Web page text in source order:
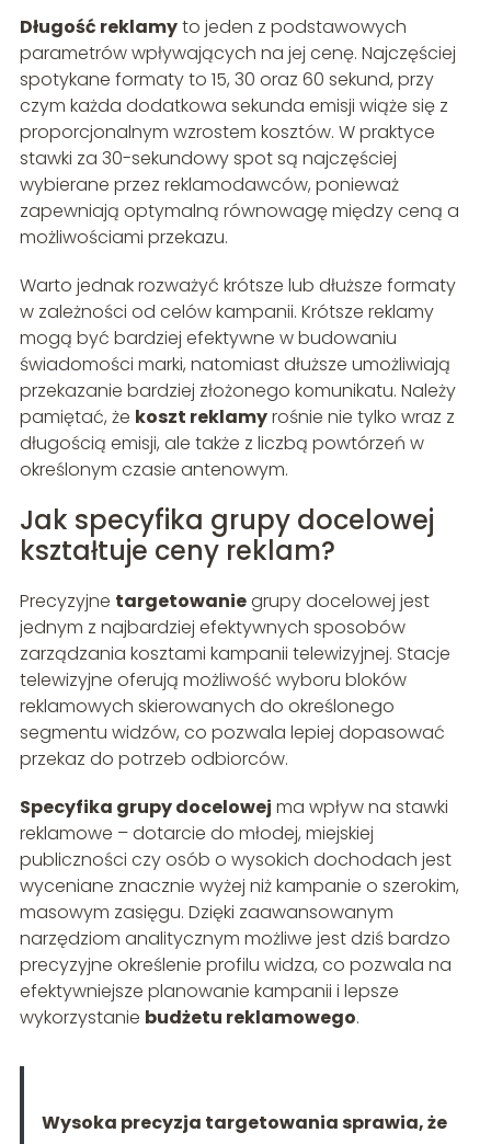
Długość reklamyto jeden z podstawowych
parametrów wpływających na jej cenę. Najczęściej
spotykane formaty to 15, 30 oraz 60 sekund, przy
czym każda dodatkowa sekunda emisji wiąże się z
proporcjonalnym wzrostem kosztów. W praktyce
stawki za 30-sekundowy spot są najczęściej
wybierane przez reklamodawców, ponieważ
zapewniają optymalną równowagę między ceną a
możliwościami przekazu.
Warto jednak rozważyć krótsze lub dłuższe formaty
w zależności od celów kampanii. Krótsze reklamy
mogą być bardziej efektywne w budowaniu
świadomości marki, natomiast dłuższe umożliwiają
przekazanie bardziej złożonego komunikatu. Należy
pamiętać, że koszt reklamyrośnie nie tylko wraz z
długością emisji, ale także z liczbą powtórzeń w
określonym czasie antenowym.
Jak specyfika grupy docelowej
kształtuje ceny reklam?
Precyzyjne targetowaniegrupy docelowej jest
jednym z najbardziej efektywnych sposobów
zarządzania kosztami kampanii telewizyjnej. Stacje
telewizyjne oferują możliwość wyboru bloków
reklamowych skierowanych do określonego
segmentu widzów, co pozwala lepiej dopasować
przekaz do potrzeb odbiorców.
Specyfika grupy docelowej ma wpływ na stawki
reklamowe – dotarcie do młodej, miejskiej
publiczności czy osób o wysokich dochodach jest
wyceniane znacznie wyżej niż kampanie o szerokim,
masowym zasięgu. Dzięki zaawansowanym
narzędziom analitycznym możliwe jest dziś bardzo
precyzyjne określenie profilu widza, co pozwala na
efektywniejsze planowanie kampanii i lepsze
wykorzystanie budżetu reklamowego.
Wysoka precyzja targetowania sprawia, że